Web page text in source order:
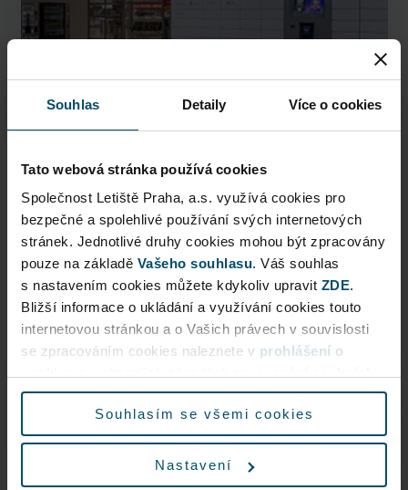
Souhlas Detaily Více o cookies
Tato webová stránka používá cookies
Společnost Letiště Praha, a.s. využívá cookies pro
bezpečné a spolehlivé používání svých internetových
stránek. Jednotlivé druhy cookies mohou být zpracovány
pouze na základě Vašeho souhlasu. Váš souhlas
s nastavením cookies můžete kdykoliv upravit ZDE.
Bližší informace o ukládání a využívání cookies touto
internetovou stránkou a o Vašich právech v souvislosti
se zpracováním cookies naleznete v prohlášení o
údajů.
Souhlasím se všemi cookies
Nastavení
AlzaBox
Pick up conveniently and nonstop from AlzaBox ...
Public Area
Now open
More information
Nonstop